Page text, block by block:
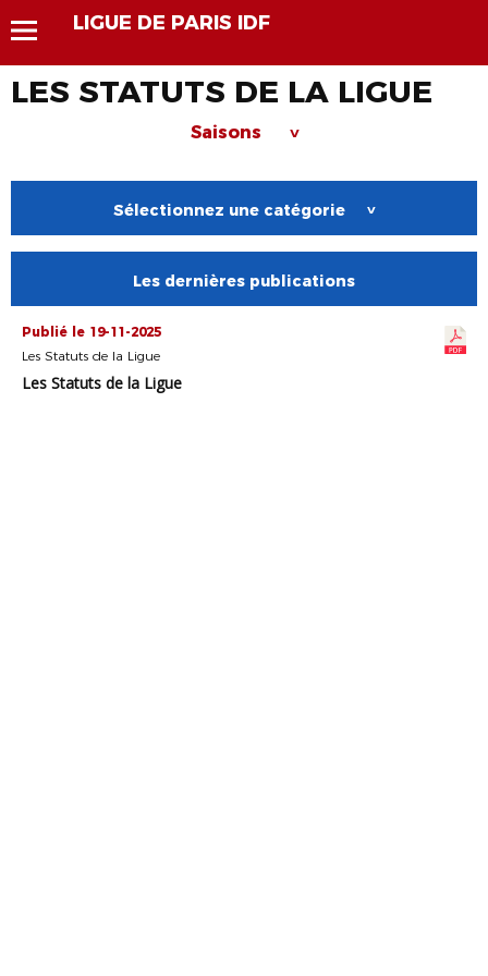
LIGUE DE PARIS IDF
LES STATUTS DE LA LIGUE
Saisons >
Sélectionnez une catégorie >
Les dernières publications
Publié le 19-11-2025
Les Statuts de la Ligue
Les Statuts de la Ligue